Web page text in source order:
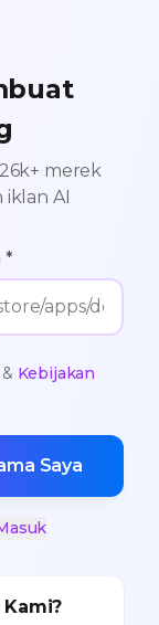
merek
AI
*
& Kebijakan
Saya
Kami?